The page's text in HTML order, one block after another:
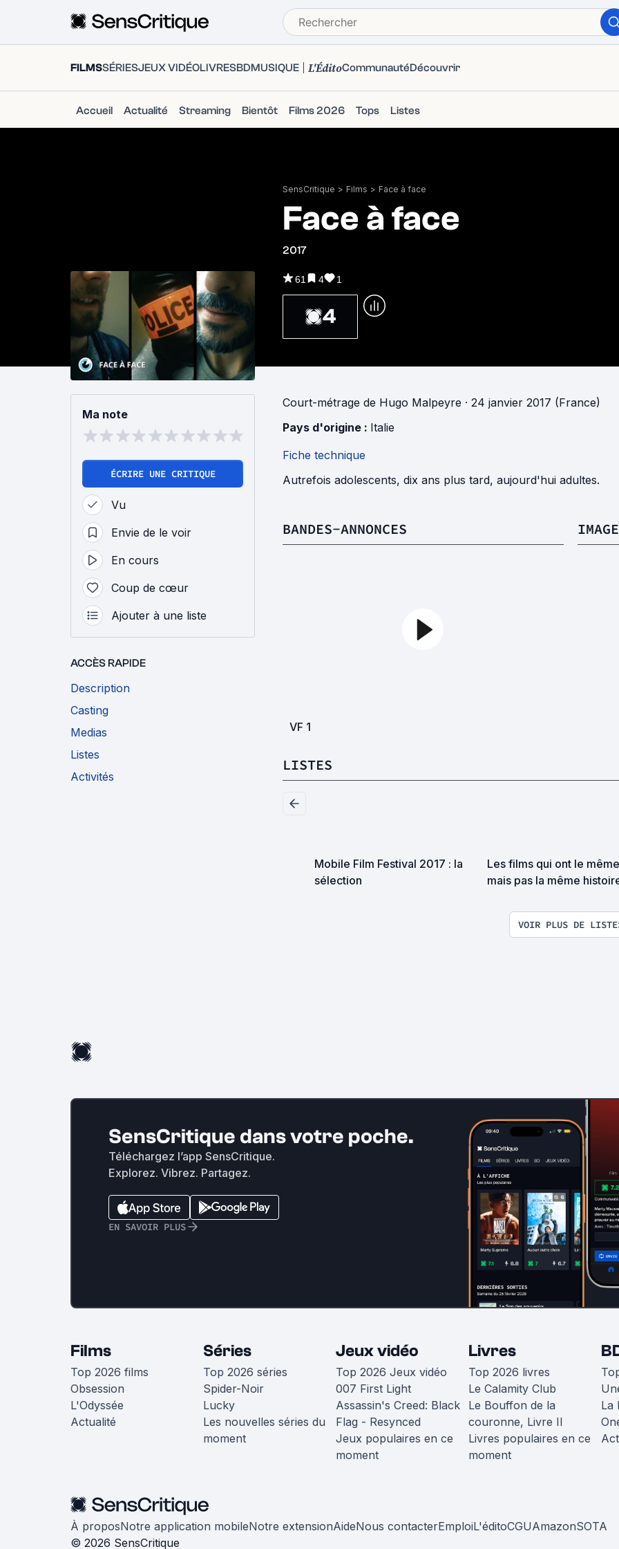
FILMSSÉRIESJEUX VIDÉOLIVRESBDMUSIQUE L'ÉditoCommunautéDécouvrir
Accueil Actualité Streaming Bientôt Films 2026 Tops Listes
SensCritique > Films > Face à face
Face à face
2017
61 4 1
4
Ma note
ÉCRIRE UNE CRITIQUE
Vu
Envie de le voir
En cours
Coup de cœur
Ajouter à une liste
ACCÈS RAPIDE
Description
Casting
Medias
Listes
Activités
Court-métrage de Hugo Malpeyre · 24 janvier 2017 (France)
Pays d'origine : Italie
Fiche technique
Autrefois adolescents, dix ans plus tard, aujourd'hui adultes.
BANDES-ANNONCES
VF 1
LISTES
Mobile Film Festival 2017 : la
sélection
Les films qui ont le
mais pas la même
participative]
VOIR PLUS DE
SensCritique dans votre poche.
Téléchargez l’app SensCritique.
Explorez. Vibrez. Partagez.
EN SAVOIR PLUS
Films
Top 2026 films
Obsession
L'Odyssée
Actualité
Séries
Top 2026 séries
Spider-Noir
Lucky
Les nouvelles séries du
moment
Jeux vidéo
Top 2026 Jeux vidéo
007 First Light
Assassin's Creed: Black
Flag - Resynced
Jeux populaires en ce
moment
Livres
Top 2026 livres
Le Calamity Club
Le Bouffon de la
couronne, Livre II
Livres populaires en ce
moment
La
À proposNotre application mobileNotre extensionAideNous contacterEmploiL'éditoCGUAmazonSOTA
© 2026 SensCritique